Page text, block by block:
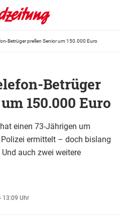
Betrüger prellen Senior um 150.000 Euro
Betrüger
150.000 Euro
einen 73-Jährigen um
ermittelt – doch bislang
auch zwei weitere
13:09 Uhr